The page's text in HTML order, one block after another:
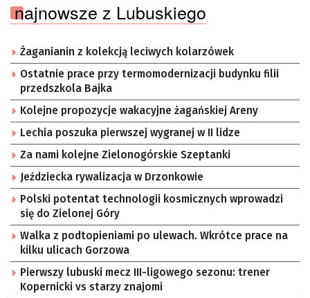
najnowsze z Lubuskiego
Żaganianin z kolekcją leciwych kolarzówek
Ostatnie prace przy termomodernizacji budynku filii
przedszkola Bajka
Kolejne propozycje wakacyjne żagańskiej Areny
Lechia poszuka pierwszej wygranej w II lidze
Za nami kolejne Zielonogórskie Szeptanki
Jeździecka rywalizacja w Drzonkowie
Polski potentat technologii kosmicznych wprowadzi
się do Zielonej Góry
Walka z podtopieniami po ulewach. Wkrótce prace na
kilku ulicach Gorzowa
Pierwszy lubuski mecz III-ligowego sezonu: trener
Kopernicki vs starzy znajomi